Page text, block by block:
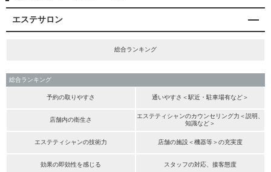
エステサロン
総合ランキング
総合ランキング
予約の取りやすさ 通いやすさ＜駅近・駐車場有など＞
店舗内の衛生さ
エステティシャンのカウンセリング力＜説明、
知識など＞
エステティシャンの技術力 店舗の施設＜機器等＞の充実度
効果の即効性を感じる スタッフの対応、接客態度